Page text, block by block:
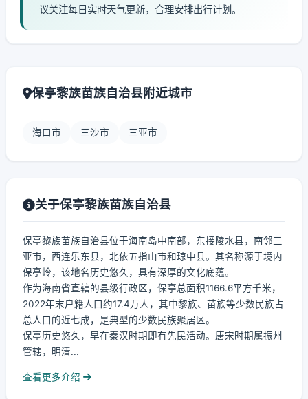
议关注每日实时天气更新，合理安排出行计划。
保亭黎族苗族自治县附近城市
海口市 三沙市 三亚市
关于保亭黎族苗族自治县
保亭黎族苗族自治县位于海南岛中南部，东接陵水县，南邻三
亚市，西连乐东县，北依五指山市和琼中县。其名称源于境内
保亭岭，该地名历史悠久，具有深厚的文化底蕴。
作为海南省直辖的县级行政区，保亭总面积1166.6平方千米，
2022年末户籍人口约17.4万人，其中黎族、苗族等少数民族占
总人口的近七成，是典型的少数民族聚居区。
保亭历史悠久，早在秦汉时期即有先民活动。唐宋时期属振州
管辖，明清...
查看更多介绍